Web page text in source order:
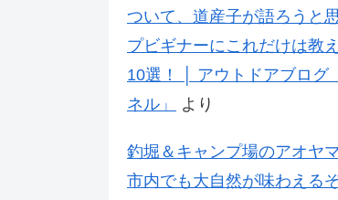
ついて、道産子が語ろうと
プビギナーにこれだけは教
10選！ │ アウトドアブログ
ネル」
より
釣堀＆キャンプ場のアオヤ
市内でも大自然が味わえるぞ